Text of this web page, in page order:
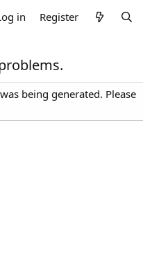
in Register
being generated. Please